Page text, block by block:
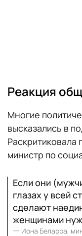
Реакция
Многие
высказались в
Раскритиковала
министр по
Если они
глазах у всей
сделают
женщинами
一 Иона Беларра,